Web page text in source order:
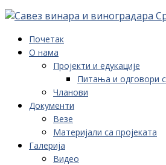
Почетак
О нама
Пројекти и едукације
Питања и одговори
Чланови
Документи
Везе
Материјали са пројеката
Галерија
Видео